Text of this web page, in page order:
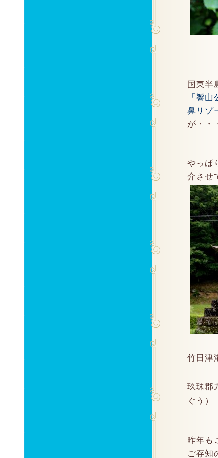
国東半
「響
鼻リゾ
が・・
やっぱ
介させ
竹田津
玖珠郡
ぐう）
昨年も
ご存知